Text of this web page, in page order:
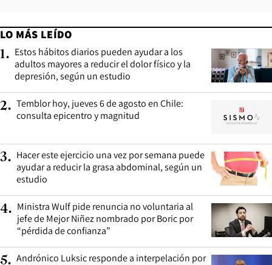
LO MÁS LEÍDO
1. Estos hábitos diarios pueden ayudar a los
adultos mayores a reducir el dolor físico y la
depresión, según un estudio
2. Temblor hoy, jueves 6 de agosto en Chile:
consulta epicentro y magnitud
3. Hacer este ejercicio una vez por semana puede
ayudar a reducir la grasa abdominal, según un
estudio
4. Ministra Wulf pide renuncia no voluntaria al
jefe de Mejor Niñez nombrado por Boric por
“pérdida de confianza”
5. Andrónico Luksic responde a interpelación por